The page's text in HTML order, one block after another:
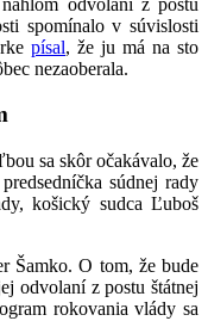
spomínalo v súvislosti
písal, že ju má na sto
nezaoberala.
sa skôr očakávalo, že
súdnej rady
košický sudca Ľuboš
Šamko. O tom, že bude
odvolaní z postu štátnej
rokovania vlády sa